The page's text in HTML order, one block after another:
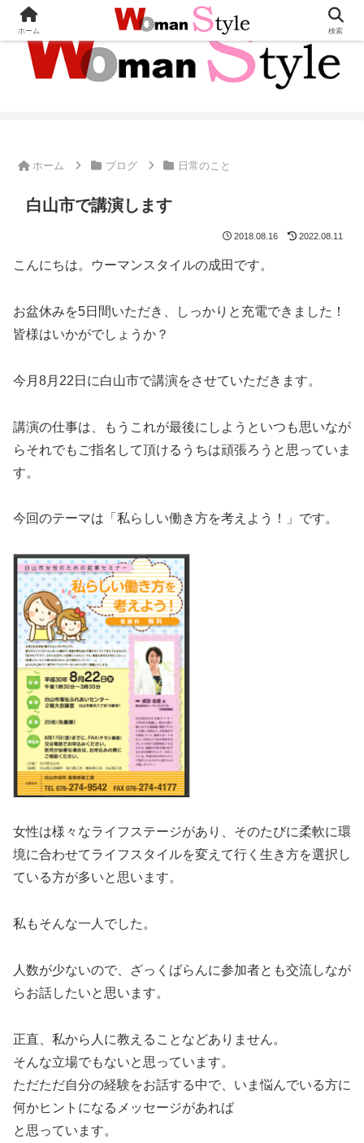
ホーム ブログ 日常のこと
白山市で講演します
2018.08.16 2022.08.11
こんにちは。ウーマンスタイルの成田です。
お盆休みを5日間いただき、しっかりと充電できました！
皆様はいかがでしょうか？
今月8月22日に白山市で講演をさせていただきます。
講演の仕事は、もうこれが最後にしようといつも思いなが
らそれでもご指名して頂けるうちは頑張ろうと思っていま
す。
今回のテーマは「私らしい働き方を考えよう！」です。
女性は様々なライフステージがあり、そのたびに柔軟に環
境に合わせてライフスタイルを変えて行く生き方を選択し
ている方が多いと思います。
私もそんな一人でした。
人数が少ないので、ざっくばらんに参加者とも交流しなが
らお話したいと思います。
正直、私から人に教えることなどありません。
そんな立場でもないと思っています。
ただただ自分の経験をお話する中で、いま悩んでいる方に
何かヒントになるメッセージがあれば
と思っています。
ホーム 検索